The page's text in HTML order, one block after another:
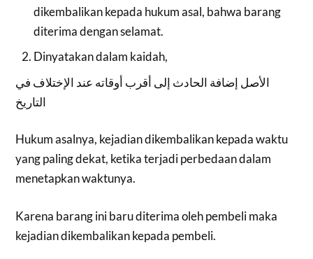
dikembalikan kepada hukum asal, bahwa barang
diterima dengan selamat.
Dinyatakan dalam kaidah,
الأصل إضافة الحادث إلى أقرب أوقاته عند الإختلاف في
التاريخ
Hukum asalnya, kejadian dikembalikan kepada waktu
yang paling dekat, ketika terjadi perbedaan dalam
menetapkan waktunya.
Karena barang ini baru diterima oleh pembeli maka
kejadian dikembalikan kepada pembeli.